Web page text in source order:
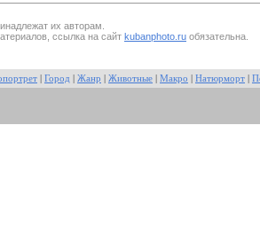
их авторам.
ссылка на сайт kubanphoto.ru обязательна.
Город Жанр Животные Макро Натюрморт